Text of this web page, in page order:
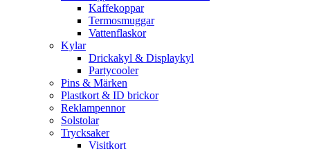
Kaffekoppar
Termosmuggar
Vattenflaskor
Kylar
Drickakyl & Displaykyl
Partycooler
Pins & Märken
Plastkort & ID brickor
Reklampennor
Solstolar
Trycksaker
Visitkort